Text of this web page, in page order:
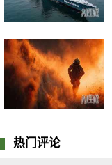
热门评论